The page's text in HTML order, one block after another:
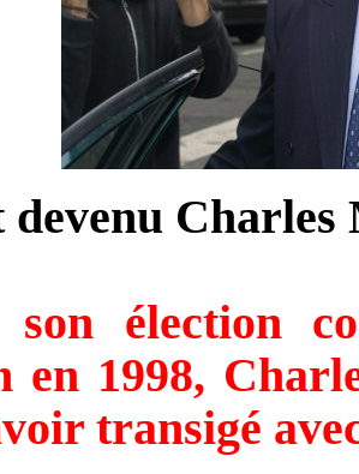
devenu
son élection
en 1998,
transigé